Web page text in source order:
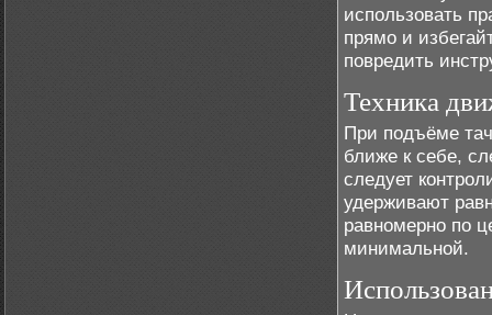
использовать
прямо и
повредить
Техника
При подъёме
ближе к себе,
следует
удерживают
равномерно по
минимальной.